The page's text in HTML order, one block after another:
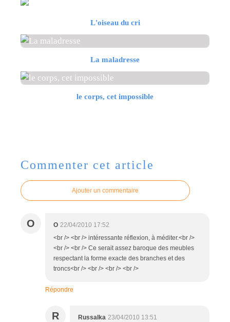
L'oiseau du cri
La maladresse
le corps, cet impossible
Commenter cet article
Ajouter un commentaire
O O 22/04/2010 17:52
<br /> <br /> intéressante réflexion, à méditer.<br />
<br /> <br /> Ce serait assez baroque des meubles
respectant la forme exacte des branches et des
troncs<br /> <br /> <br /> <br />
Répondre
R Russalka 23/04/2010 13:51